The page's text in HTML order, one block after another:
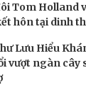
Tom Holland
hôn tại dinh
Lưu Hiểu
vượt ngàn cây